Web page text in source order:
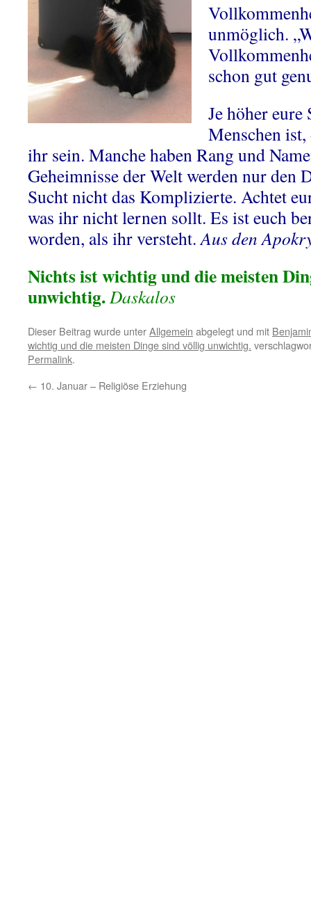
unmöglich.
schon gut
Je höher
Menschen
ihr sein. Manche haben Rang und
Geheimnisse der Welt werden nur den
Sucht nicht das Komplizierte. Achtet
was ihr nicht lernen sollt. Es ist euch
worden, als ihr versteht.Aus den
Nichts ist wichtig und die meisten
unwichtig.Daskalos
Dieser Beitrag wurde unterAllgemein abgelegt und mit
wichtig und die meisten Dinge sind völlig unwichtig.
Permalink.
← 10. Januar – Religiöse Erziehung